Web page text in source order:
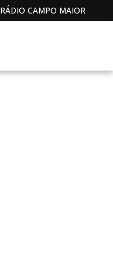
RÁDIO CAMPO MAIOR